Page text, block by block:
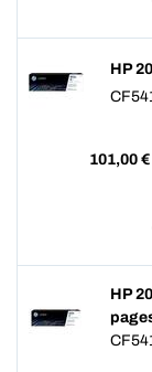
HP
101,00
HP